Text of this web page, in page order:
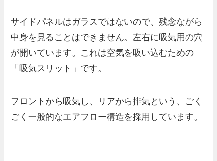
サイドパネルはガラスではないので、残念ながら
中身を見ることはできません。左右に吸気用の穴
が開いています。これは空気を吸い込むための
「吸気スリット」です。
フロントから吸気し、リアから排気という、ごく
ごく一般的なエアフロー構造を採用しています。